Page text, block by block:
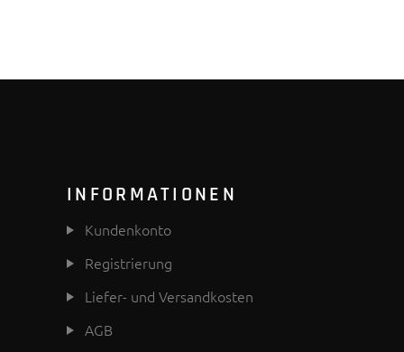
INFORMATIONEN
Kundenkonto
Registrierung
Liefer- und Versandkosten
AGB